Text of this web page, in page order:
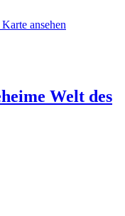
ansehen
Welt des